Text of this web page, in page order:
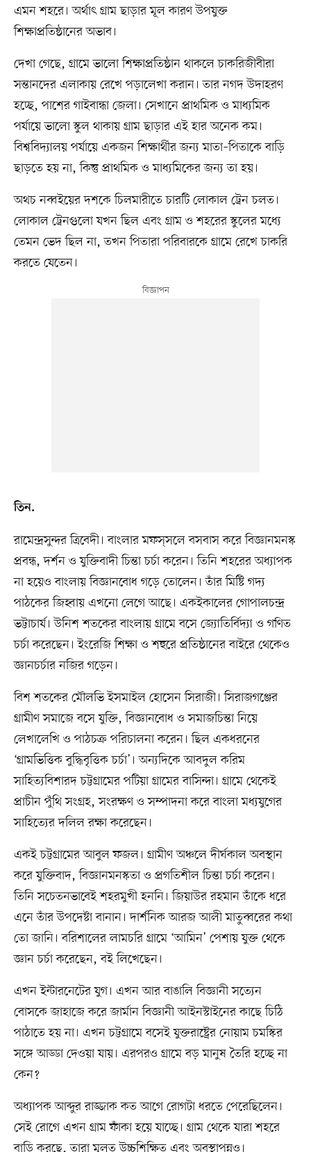
এমন শহরে। অর্থাৎ গ্রাম ছাড়ার মূল কারণ উপযুক্ত
শিক্ষাপ্রতিষ্ঠানের অভাব।
দেখা গেছে, গ্রামে ভালো শিক্ষাপ্রতিষ্ঠান থাকলে চাকরিজীবীরা
সন্তানদের এলাকায় রেখে পড়ালেখা করান। তার নগদ উদাহরণ
হচ্ছে, পাশের গাইবান্ধা জেলা। সেখানে প্রাথমিক ও মাধ্যমিক
পর্যায়ে ভালো স্কুল থাকায় গ্রাম ছাড়ার এই হার অনেক কম।
বিশ্ববিদ্যালয় পর্যায়ে একজন শিক্ষার্থীর জন্য মাতা–পিতাকে বাড়ি
ছাড়তে হয় না, কিন্তু প্রাথমিক ও মাধ্যমিকের জন্য তা হয়।
অথচ নব্বইয়ের দশকে চিলমারীতে চারটি লোকাল ট্রেন চলত।
লোকাল ট্রেনগুলো যখন ছিল এবং গ্রাম ও শহরের স্কুলের মধ্যে
তেমন ভেদ ছিল না, তখন পিতারা পরিবারকে গ্রামে রেখে চাকরি
করতে যেতেন।
তিন.
রামেন্দ্রসুন্দর ত্রিবেদী। বাংলার মফস্‌সলে বসবাস করে বিজ্ঞানমনস্ক
প্রবন্ধ, দর্শন ও যুক্তিবাদী চিন্তা চর্চা করেন। তিনি শহরের অধ্যাপক
না হয়েও বাংলায় বিজ্ঞানবোধ গড়ে তোলেন। তাঁর মিষ্টি গদ্য
পাঠকের জিহ্বায় এখনো লেগে আছে। একইকালের গোপালচন্দ্র
ভট্টাচার্য। উনিশ শতকের বাংলায় গ্রামে বসে জ্যোতির্বিদ্যা ও গণিত
চর্চা করেছেন। ইংরেজি শিক্ষা ও শহুরে প্রতিষ্ঠানের বাইরে থেকেও
জ্ঞানচর্চার নজির গড়েন।
বিশ শতকের মৌলভি ইসমাইল হোসেন সিরাজী। সিরাজগঞ্জের
গ্রামীণ সমাজে বসে যুক্তি, বিজ্ঞানবোধ ও সমাজচিন্তা নিয়ে
লেখালেখি ও পাঠচক্র পরিচালনা করেন। ছিল একধরনের
‘গ্রামভিত্তিক বুদ্ধিবৃত্তিক চর্চা’। অন্যদিকে আবদুল করিম
সাহিত্যবিশারদ চট্টগ্রামের পটিয়া গ্রামের বাসিন্দা। গ্রামে থেকেই
প্রাচীন পুঁথি সংগ্রহ, সংরক্ষণ ও সম্পাদনা করে বাংলা মধ্যযুগের
সাহিত্যের দলিল রক্ষা করেছেন।
একই চট্টগ্রামের আবুল ফজল। গ্রামীণ অঞ্চলে দীর্ঘকাল অবস্থান
করে যুক্তিবাদ, বিজ্ঞানমনস্কতা ও প্রগতিশীল চিন্তা চর্চা করেন।
তিনি সচেতনভাবেই শহরমুখী হননি। জিয়াউর রহমান তাঁকে ধরে
এনে তাঁর উপদেষ্টা বানান। দার্শনিক আরজ আলী মাতুব্বরের কথা
তো জানি। বরিশালের লামচরি গ্রামে ‘আমিন’ পেশায় যুক্ত থেকে
জ্ঞান চর্চা করেছেন, বই লিখেছেন।
এখন ইন্টারনেটের যুগ। এখন আর বাঙালি বিজ্ঞানী সত্যেন
বোসকে জাহাজে করে জার্মান বিজ্ঞানী আইনস্টাইনের কাছে চিঠি
পাঠাতে হয় না। এখন চট্টগ্রামে বসেই যুক্তরাষ্ট্রের নোয়াম চমস্কির
সঙ্গে আড্ডা দেওয়া যায়। এরপরও গ্রামে বড় মানুষ তৈরি হচ্ছে না
কেন?
অধ্যাপক আব্দুর রাজ্জাক কত আগে রোগটা ধরতে পেরেছিলেন।
সেই রোগে এখন গ্রাম ফাঁকা হয়ে যাচ্ছে। গ্রাম থেকে যারা শহরে